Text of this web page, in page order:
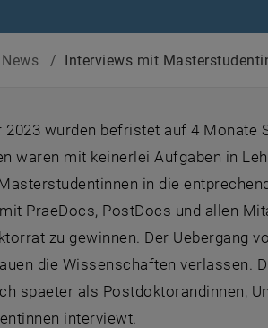
News / Interviews mit
2023 wurden befristet auf 4 Monate
waren mit keinerlei Aufgaben in
in die
PraeDocs, PostDocs und allen
zu gewinnen. Der Uebergang
die Wissenschaften verlassen.
spaeter als Postdoktorandinnen,
interviewt.